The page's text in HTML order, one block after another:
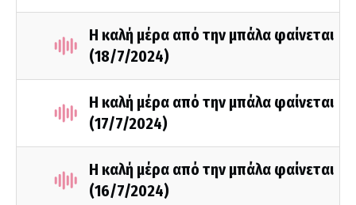
Η καλή μέρα από την μπάλα φαίνεται
(18/7/2024)
Η καλή μέρα από την μπάλα φαίνεται
(17/7/2024)
Η καλή μέρα από την μπάλα φαίνεται
(16/7/2024)